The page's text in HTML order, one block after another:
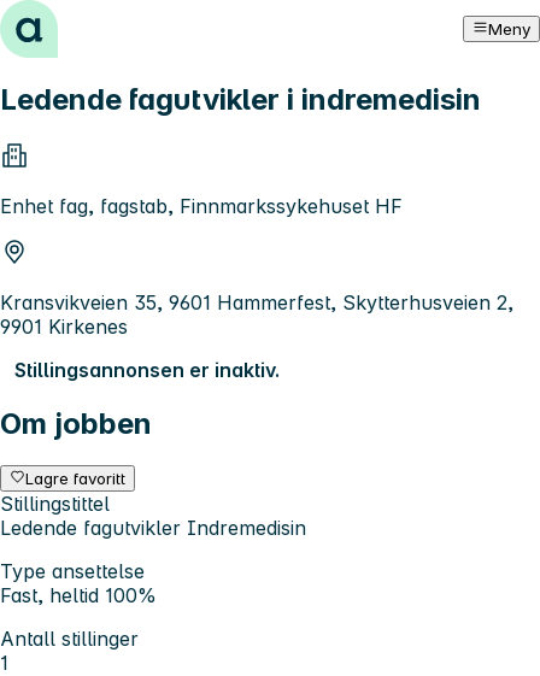
Hopp til innhold Meny
Ledende fagutvikler i indremedisin
Enhet fag, fagstab, Finnmarkssykehuset HF
Kransvikveien 35, 9601 Hammerfest, Skytterhusveien 2,
9901 Kirkenes
Stillingsannonsen er inaktiv.
Om jobben
Lagre favoritt
Stillingstittel
Ledende fagutvikler Indremedisin
Type ansettelse
Fast, heltid 100%
Antall stillinger
1